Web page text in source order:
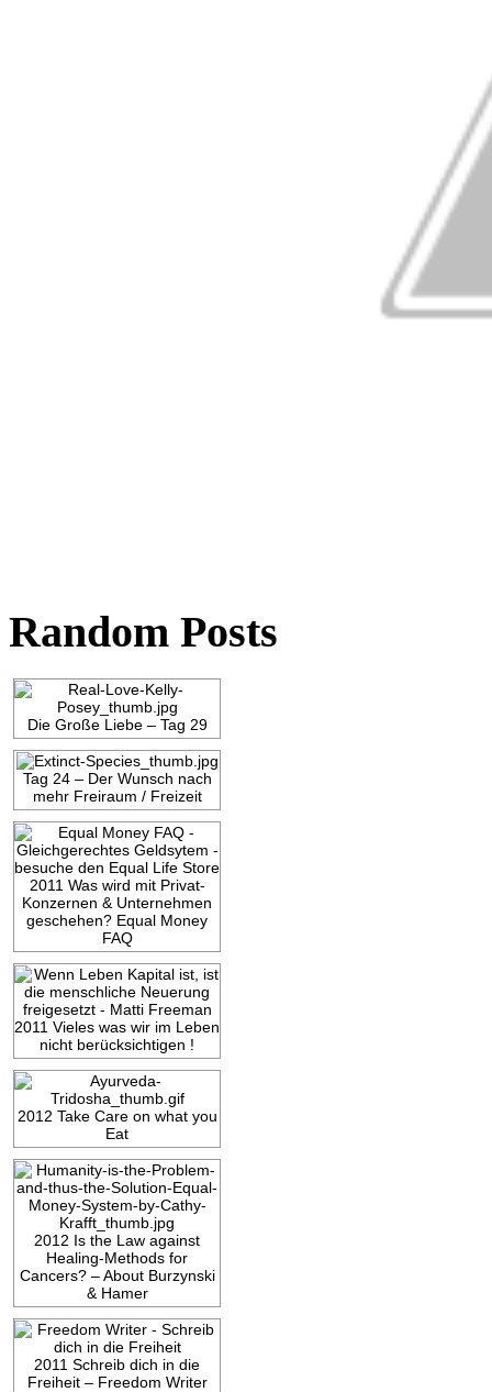
Random Posts
Die Große Liebe – Tag 29
Tag 24 – Der Wunsch nach
mehr Freiraum / Freizeit
2011 Was wird mit Privat-
Konzernen & Unternehmen
geschehen? Equal Money
FAQ
2011 Vieles was wir im Leben
nicht berücksichtigen !
2012 Take Care on what you
Eat
2012 Is the Law against
Healing-Methods for
Cancers? – About Burzynski
& Hamer
2011 Schreib dich in die
Freiheit – Freedom Writer